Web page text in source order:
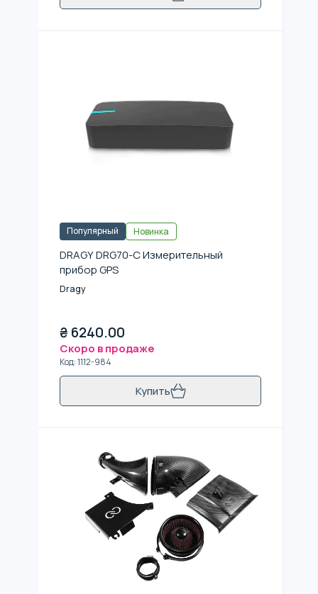
Популярный Новинка
DRAGY DRG70-C Измерительный
прибор GPS
Dragy
₴ 6240.00
Скоро в продаже
Код:1112-984
Купить